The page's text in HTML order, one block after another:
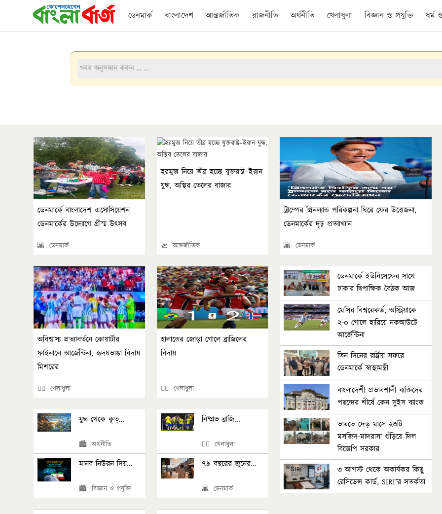
ডেনমার্ক বাংলাদেশ আন্তর্জাতিক রাজনীতি অর্থনীতি খেলাধুলা বিজ্ঞান ও প্রযুক্তি ধর্ম
ডেনমার্কে বাংলাদেশ এসোসিয়েশন
ডেনমার্কের উদ্যোগে গ্রীস্ম উৎসব
🌆 ডেনমার্ক
হরমুজ নিয়ে তীব্র হচ্ছে যুক্তরাষ্ট্র–ইরান
যুদ্ধ, অস্থির তেলের বাজার
🛫 আন্তর্জাতিক
ট্রাম্পের গ্রিনল্যান্ড পরিকল্পনা ঘিরে ফের উত্তেজনা,
ডেনমার্কের দৃঢ় প্রত্যাখ্যান
🌆 ডেনমার্ক
অবিশ্বাস্য প্রত্যাবর্তনে কোয়ার্টার
ফাইনালে আর্জেন্টিনা, হৃদয়ভাঙা বিদায়
মিশরের
🏄‍♂️ খেলাধুলা
হালান্ডের জোড়া গোলে ব্রাজিলের
বিদায়
🏄‍♂️ খেলাধুলা
যুদ্ধ থেকে কৃত্...
🏙 অর্থনীতি
মানব নিউরন দিয়...
🏙 বিজ্ঞান ও প্রযুক্তি
নিষ্প্রভ ব্রাজি...
🏄‍♂️ খেলাধুলা
৭৯ বছরের জুনের...
🌆 ডেনমার্ক
ডেনমার্কে ইউনিসেফের সাথে
ঢাকার দ্বিপাক্ষিক বৈঠক আজ
মেসির বিশ্বরেকর্ড, অস্ট্রিয়াকে
২-০ গোলে হারিয়ে নকআউটে
আর্জেন্টিনা
তিন দিনের রাষ্ট্রীয় সফরে
ডেনমার্কে স্বাস্থ্যমন্ত্রী
বাংলাদেশী প্রভাবশালী ব্যক্তিদের
পছন্দের শীর্ষে কেন সুইস ব্যাংক
ভারতে দেড় মাসে ২৩টি
মসজিদ-মাদরাসা গুঁড়িয়ে দিল
বিজেপি সরকার
৩ আগস্ট থেকে অকার্যকর কিছু
রেসিডেন্স কার্ড, SIRI’র সতর্কতা